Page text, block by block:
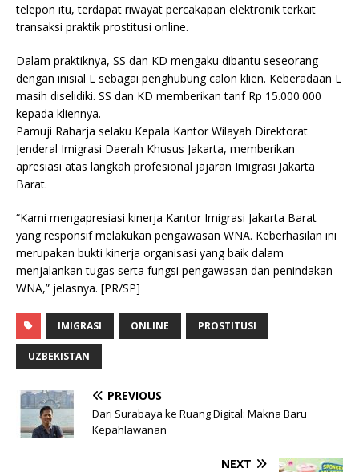
telepon itu, terdapat riwayat percakapan elektronik terkait
transaksi praktik prostitusi online.
Dalam praktiknya, SS dan KD mengaku dibantu seseorang
dengan inisial L sebagai penghubung calon klien. Keberadaan L
masih diselidiki. SS dan KD memberikan tarif Rp 15.000.000
kepada kliennya.
Pamuji Raharja selaku Kepala Kantor Wilayah Direktorat
Jenderal Imigrasi Daerah Khusus Jakarta, memberikan
apresiasi atas langkah profesional jajaran Imigrasi Jakarta
Barat.
“Kami mengapresiasi kinerja Kantor Imigrasi Jakarta Barat
yang responsif melakukan pengawasan WNA. Keberhasilan ini
merupakan bukti kinerja organisasi yang baik dalam
menjalankan tugas serta fungsi pengawasan dan penindakan
WNA,” jelasnya. [PR/SP]
IMIGRASI ONLINE PROSTITUSI
UZBEKISTAN
PREVIOUS
Dari Surabaya ke Ruang Digital: Makna Baru
Kepahlawanan
NEXT